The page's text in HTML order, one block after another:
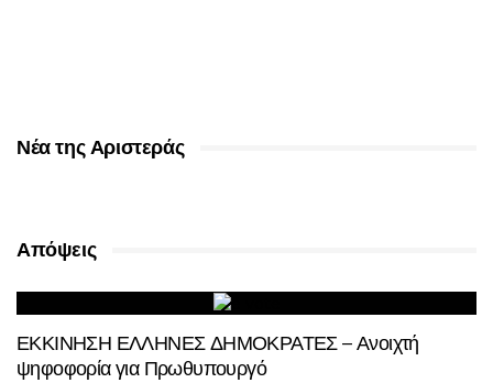
Νέα της Αριστεράς
Απόψεις
ΕΚΚΙΝΗΣΗ ΕΛΛΗΝΕΣ ΔΗΜΟΚΡΑΤΕΣ – Ανοιχτή
ψηφοφορία για Πρωθυπουργό